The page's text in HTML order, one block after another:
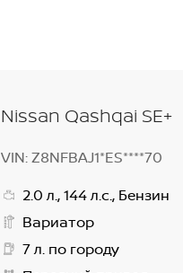
Nissan Qashqai SE+
VIN: Z8NFBAJ1*ES****70
2.0 л., 144 л.с., Бензин
Вариатор
7 л. по городу